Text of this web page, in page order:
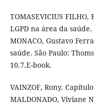
TOMASEVICIUS
LGPD na área da
MONACO, Gustavo
saúde. São Paulo:
10.7.E-book.
VAINZOF, Rony.
MALDONADO, Viviane